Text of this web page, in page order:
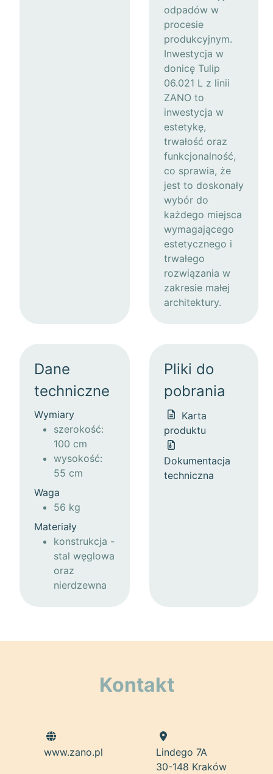
odpadów w
procesie
produkcyjnym.
Inwestycja w
donicę Tulip
06.021 L z linii
ZANO to
inwestycja w
estetykę,
trwałość oraz
funkcjonalność,
co sprawia, że
jest to doskonały
wybór do
każdego miejsca
wymagającego
estetycznego i
trwałego
rozwiązania w
zakresie małej
architektury.
Dane
techniczne
Wymiary
szerokość:
100 cm
wysokość:
55 cm
Waga
56 kg
Materiały
konstrukcja -
stal węglowa
oraz
nierdzewna
Pliki do
pobrania
Karta
produktu
Dokumentacja
techniczna
Kontakt
www.zano.pl
Lindego 7A
30-148 Kraków